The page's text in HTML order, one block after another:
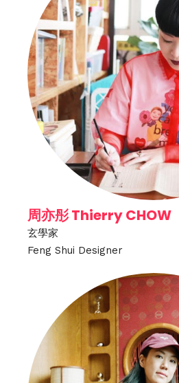
周亦彤 Thierry CHOW
玄學家
Feng Shui Designer